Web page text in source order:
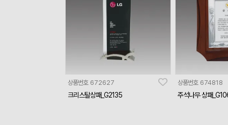
상품번호 672627
크리스탈상패_G2135
상품번호 674818
주석나무 상패